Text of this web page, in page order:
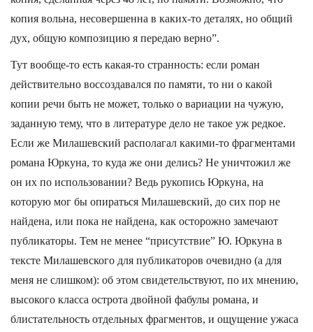
копия вольна, несовершенна в каких-то деталях, но общий
дух, общую композицию я передаю верно”.
Тут вообще-то есть какая-то странность: если роман
действительно воссоздавался по памяти, то ни о какой
копии речи быть не может, только о вариации на чужую,
заданную тему, что в литературе дело не такое уж редкое.
Если же Милашевский располагал какими-то фрагментами
романа Юркуна, то куда же они делись? Не уничтожил же
он их по использовании? Ведь рукопись Юркуна, на
которую мог бы опираться Милашевский, до сих пор не
найдена, или пока не найдена, как осторожно замечают
публикаторы. Тем не менее “присутствие” Ю. Юркуна в
тексте Милашевского для публикаторов очевидно (а для
меня не слишком): об этом свидетельствуют, по их мнению,
высокого класса острота двойной фабулы романа, и
блистательность отдельных фрагментов, и ощущение ужаса